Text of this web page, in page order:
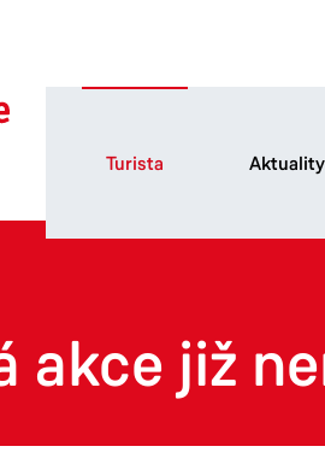
Turista Aktuality
akce již